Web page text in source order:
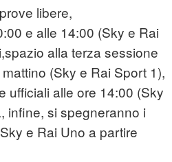
libere,
e alle 14:00 (Sky e Rai
alla terza sessione
(Sky e Rai Sport 1),
ufficiali alle ore 14:00 (Sky
infine, si spegneranno i
e Rai Uno a partire